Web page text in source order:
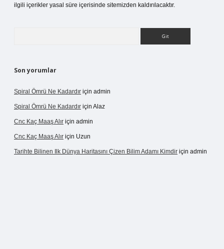
ilgili içerikler yasal süre içerisinde sitemizden kaldırılacaktır.
Son yorumlar
Spiral Ömrü Ne Kadardır için admin
Spiral Ömrü Ne Kadardır için Alaz
Cnc Kaç Maaş Alır için admin
Cnc Kaç Maaş Alır için Uzun
Tarihte Bilinen Ilk Dünya Haritasını Çizen Bilim Adamı Kimdir için admin